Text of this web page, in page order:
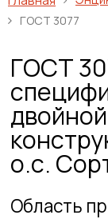
ГОСТ 3077
ГОСТ
о.с.
Область